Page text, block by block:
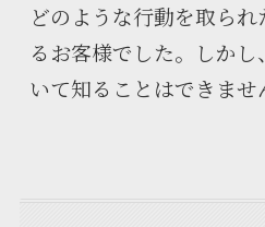
どのような行動を取ら
るお客様でした。しか
いて知ることはできませ